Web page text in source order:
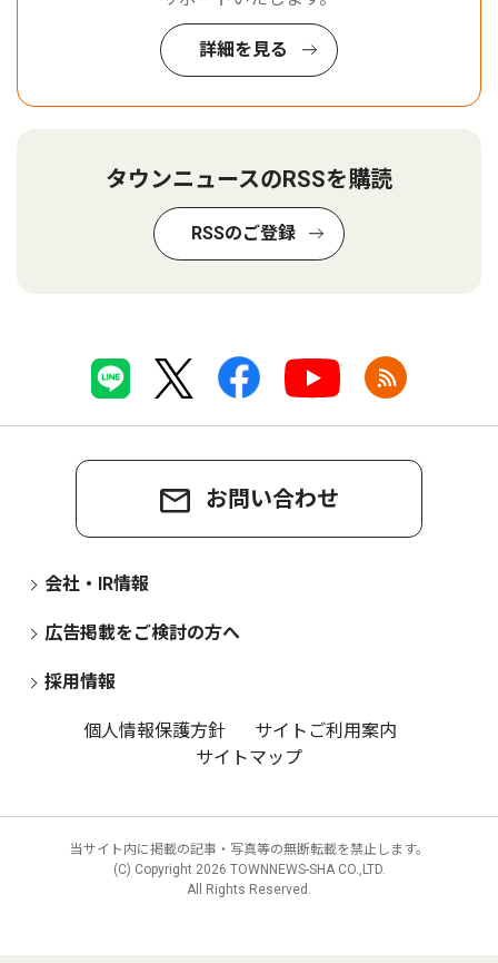
詳細を見る
タウンニュースのRSSを購読
RSSのご登録
お問い合わせ
会社・IR情報
広告掲載をご検討の方へ
採用情報
個人情報保護方針
サイトご利用案内
サイトマップ
当サイト内に掲載の記事・写真等の無断転載を禁止します。
(C) Copyright 2026 TOWNNEWS-SHA CO.,LTD.
All Rights Reserved.